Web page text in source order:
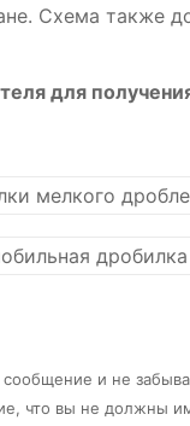
Схема также
для
мелкого
и не
что вы не должны